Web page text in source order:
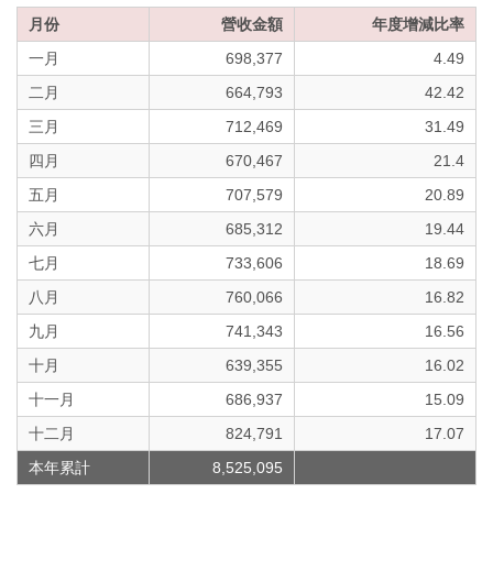
月份 營收金額
年度增減比率
一月
698,377
4.49
二月
664,793
42.42
三月
712,469
31.49
四月
670,467
21.4
五月
707,579
20.89
六月
685,312
19.44
七月
733,606
18.69
八月
760,066
16.82
九月
741,343
16.56
十月
639,355
16.02
十一月
686,937
15.09
十二月
824,791
17.07
本年累計
8,525,095